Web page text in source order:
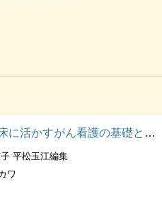
活かすがん看護の基礎と実践
平松玉江編集
ワ